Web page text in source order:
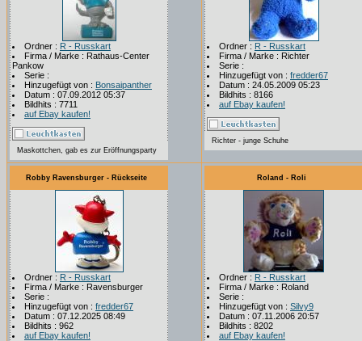
Ordner : R - Russkart
Firma / Marke : Rathaus-Center
Pankow
Serie :
Hinzugefügt von : Bonsaipanther
Datum : 07.09.2012 05:37
Bildhits : 7711
auf Ebay kaufen!
Maskottchen, gab es zur Eröffnungsparty
Ordner : R - Russkart
Firma / Marke : Richter
Serie :
Hinzugefügt von : fredder67
Datum : 24.05.2009 05:23
Bildhits : 8166
auf Ebay kaufen!
Richter - junge Schuhe
Robby Ravensburger - Rückseite
Ordner : R - Russkart
Firma / Marke : Ravensburger
Serie :
Hinzugefügt von : fredder67
Datum : 07.12.2025 08:49
Bildhits : 962
auf Ebay kaufen!
Roland - Roli
Ordner : R - Russkart
Firma / Marke : Roland
Serie :
Hinzugefügt von : Silvy9
Datum : 07.11.2006 20:57
Bildhits : 8202
auf Ebay kaufen!